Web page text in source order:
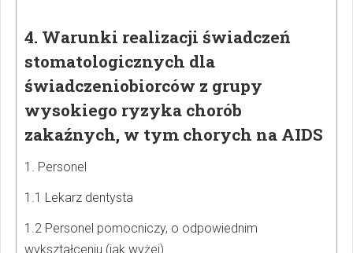
4. Warunki realizacji świadczeń
stomatologicznych dla
świadczeniobiorców z grupy
wysokiego ryzyka chorób
zakaźnych, w tym chorych na AIDS
1. Personel
1.1 Lekarz dentysta
1.2 Personel pomocniczy, o odpowiednim
wykształceniu (jak wyżej)